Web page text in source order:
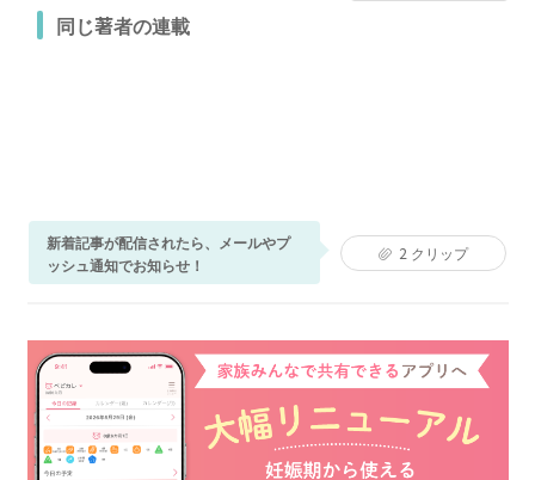
同じ著者の連載
新着記事が配信されたら、メールやプ
ッシュ通知でお知らせ！
2 クリップ